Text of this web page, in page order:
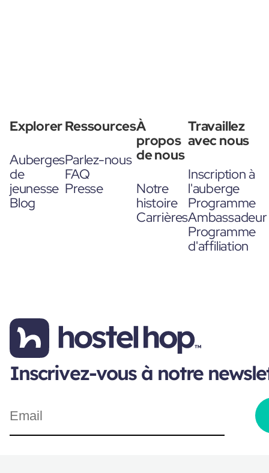
Explorer
Auberges
de
jeunesse
Blog
Ressources
Parlez-nous
FAQ
Presse
À
propos
de nous
Notre
histoire
Carrières
Travaillez
avec nous
Inscription à
l'auberge
Programme
Ambassadeur
Programme
d'affiliation
Inscrivez-vous à notre